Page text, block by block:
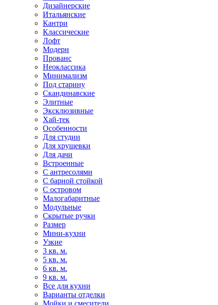
Дизайнерские
Итальянские
Кантри
Классические
Лофт
Модерн
Прованс
Неоклассика
Минимализм
Под старину
Скандинавские
Элитные
Эксклюзивные
Хай-тек
Особенности
Для студии
Для хрущевки
Для дачи
Встроенные
С антресолями
С барной стойкой
С островом
Малогабаритные
Модульные
Скрытые ручки
Размер
Мини-кухни
Узкие
3 кв. м.
5 кв. м.
6 кв. м.
9 кв. м.
Все для кухни
Варианты отделки
Мойки и смесители